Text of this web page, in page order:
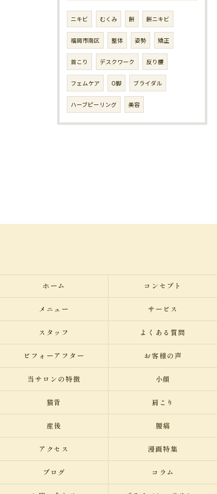
ニキビ むくみ 餅 餅ニキビ
福岡市南区 整体 姿勢 矯正
首こり デスクワーク 反り腰
フェムケア O脚 ブライダル
ハーブピーリング 美容
ホーム コンセプト
メニュー サービス
スタッフ よくある質問
ビフォーアフター お客様の声
当サロンの特徴 小顔
猫背 肩こり
産後 腰痛
アクセス 漫画特集
ブログ コラム